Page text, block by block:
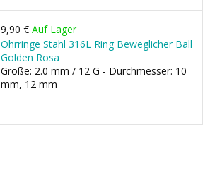
9,90 € Auf Lager
Ohrringe Stahl 316L Ring Beweglicher Ball
Golden Rosa
Größe: 2.0 mm / 12 G - Durchmesser: 10
mm, 12 mm